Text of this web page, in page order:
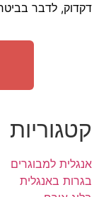
דקדוק, לדבר
קטגוריות
אנגלית למבוגרים
בגרות באנגלית